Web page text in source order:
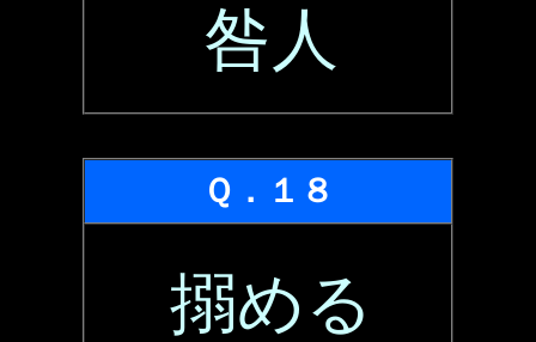
咎人
Ｑ．１８
搦める